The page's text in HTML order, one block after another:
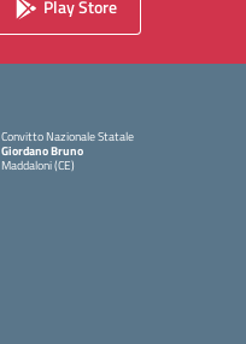
Play Store
Convitto Nazionale Statale
Giordano Bruno
Maddaloni (CE)